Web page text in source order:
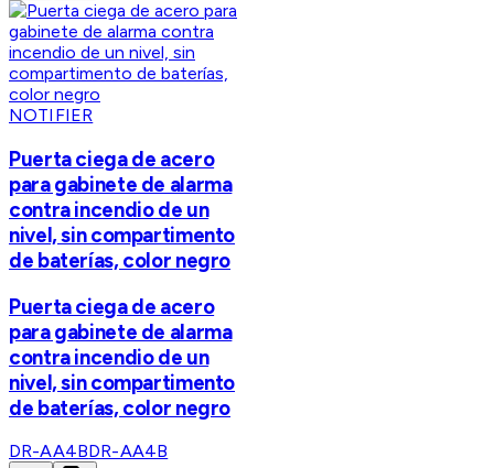
NOTIFIER
Puerta ciega de acero
para gabinete de alarma
contra incendio de un
nivel, sin compartimento
de baterías, color negro
Puerta ciega de acero
para gabinete de alarma
contra incendio de un
nivel, sin compartimento
de baterías, color negro
DR-AA4BDR-AA4B